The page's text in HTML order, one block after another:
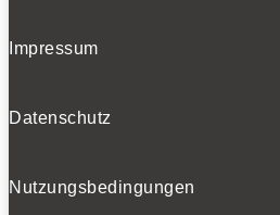
Impressum
Datenschutz
Nutzungsbedingungen